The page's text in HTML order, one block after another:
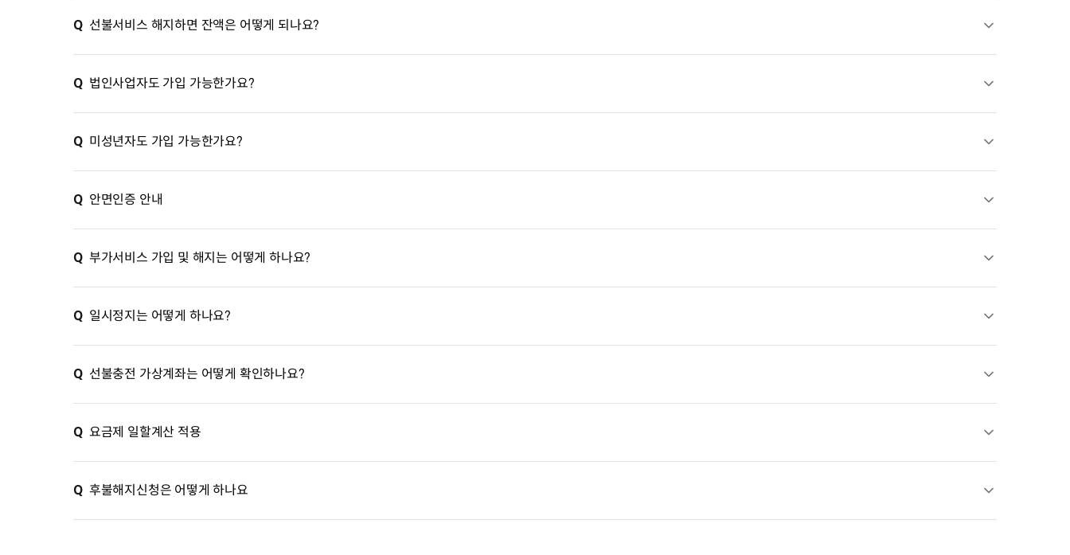
Q 선불서비스 해지하면 잔액은 어떻게 되나요?
Q 법인사업자도 가입 가능한가요?
Q 미성년자도 가입 가능한가요?
Q 안면인증 안내
Q 부가서비스 가입 및 해지는 어떻게 하나요?
Q 일시정지는 어떻게 하나요?
Q 선불충전 가상계좌는 어떻게 확인하나요?
Q 요금제 일할계산 적용
Q 후불해지신청은 어떻게 하나요